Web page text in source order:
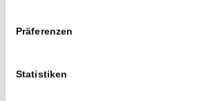
Präferenzen
Statistiken